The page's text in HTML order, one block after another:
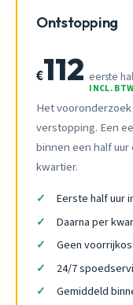
Ontstopping
€112 eerste
INCL.
Het
verstopping. Een
binnen een half uur
kwartier.
Eerste half uur
Daarna per
Geen
24/7
Gemiddeld